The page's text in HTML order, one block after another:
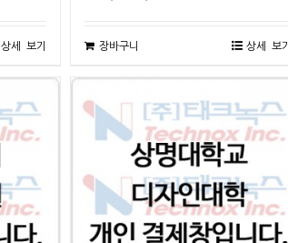
상세 보기 장바구니 상세 보기